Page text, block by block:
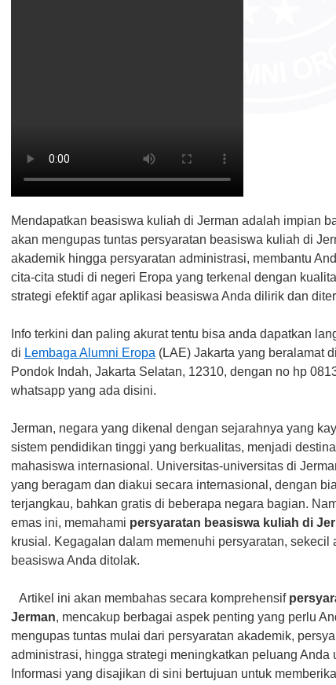
Mendapatkan beasiswa kuliah di Jerman adalah impian
akan mengupas tuntas persyaratan beasiswa kuliah di
akademik hingga persyaratan administrasi, membantu
cita-cita studi di negeri Eropa yang terkenal dengan
strategi efektif agar aplikasi beasiswa Anda dilirik dan
Info terkini dan paling akurat tentu bisa anda dapatkan
di Lembaga Alumni Eropa (LAE) Jakarta yang beralamat
Pondok Indah, Jakarta Selatan, 12310, dengan no hp
whatsapp yang ada disini.
Jerman, negara yang dikenal dengan sejarahnya yang
sistem pendidikan tinggi yang berkualitas, menjadi
mahasiswa internasional. Universitas-universitas di
yang beragam dan diakui secara internasional, dengan
terjangkau, bahkan gratis di beberapa negara bagian.
emas ini, memahami persyaratan beasiswa kuliah di
krusial. Kegagalan dalam memenuhi persyaratan, sekecil
beasiswa Anda ditolak.
Artikel ini akan membahas secara komprehensif
Jerman, mencakup berbagai aspek penting yang perlu
mengupas tuntas mulai dari persyaratan akademik,
administrasi, hingga strategi meningkatkan peluang Anda
Informasi yang disajikan di sini bertujuan untuk